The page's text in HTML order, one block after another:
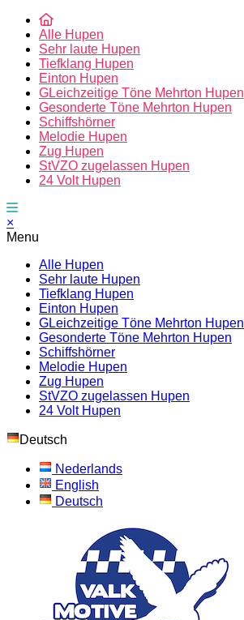
Alle Hupen
Sehr laute Hupen
Tiefklang Hupen
Einton Hupen
GLeichzeitige Töne Mehrton Hupen
Gesonderte Töne Mehrton Hupen
Schiffshörner
Melodie Hupen
Zug Hupen
StVZO zugelassen Hupen
24 Volt Hupen
×
Menu
Alle Hupen
Sehr laute Hupen
Tiefklang Hupen
Einton Hupen
GLeichzeitige Töne Mehrton Hupen
Gesonderte Töne Mehrton Hupen
Schiffshörner
Melodie Hupen
Zug Hupen
StVZO zugelassen Hupen
24 Volt Hupen
Deutsch
Nederlands
English
Deutsch